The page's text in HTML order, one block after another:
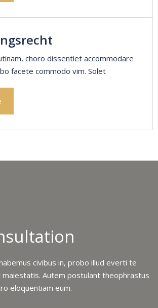
choro dissentiet accommodare
facete commodo vim. Solet
civibus in, probo illud everti te
Autem postulant theophrastus
eloquentiam eum.